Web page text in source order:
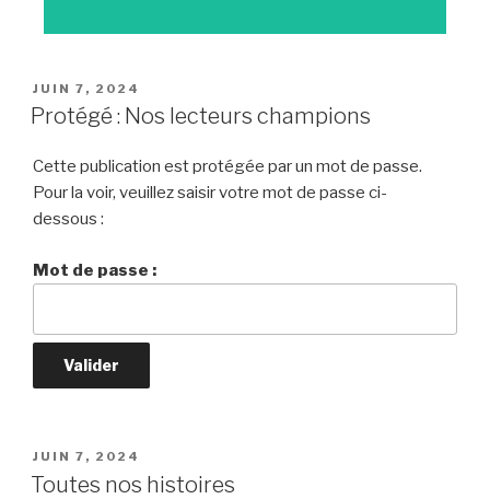
JUIN 7, 2024
Protégé : Nos lecteurs champions
Cette publication est protégée par un mot de passe.
Pour la voir, veuillez saisir votre mot de passe ci-
dessous :
Mot de passe :
JUIN 7, 2024
Toutes nos histoires